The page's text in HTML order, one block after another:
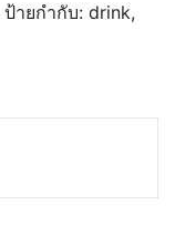
ป้ายกำกับ: drink,